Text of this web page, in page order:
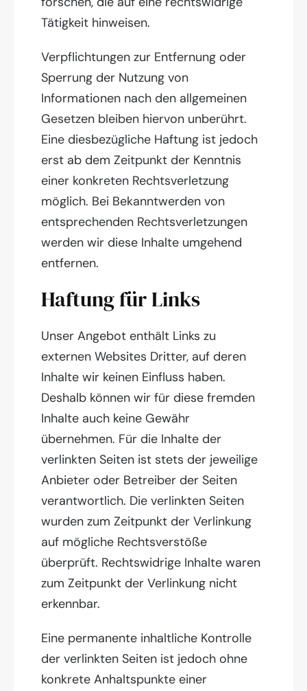
Tätigkeit hinweisen.
Verpflichtungen zur Entfernung oder
Sperrung der Nutzung von
Informationen nach den allgemeinen
Gesetzen bleiben hiervon unberührt.
Eine diesbezügliche Haftung ist jedoch
erst ab dem Zeitpunkt der Kenntnis
einer konkreten Rechtsverletzung
möglich. Bei Bekanntwerden von
entsprechenden Rechtsverletzungen
werden wir diese Inhalte umgehend
entfernen.
Haftung für Links
Unser Angebot enthält Links zu
externen Websites Dritter, auf deren
Inhalte wir keinen Einfluss haben.
Deshalb können wir für diese fremden
Inhalte auch keine Gewähr
übernehmen. Für die Inhalte der
verlinkten Seiten ist stets der jeweilige
Anbieter oder Betreiber der Seiten
verantwortlich. Die verlinkten Seiten
wurden zum Zeitpunkt der Verlinkung
auf mögliche Rechtsverstöße
überprüft. Rechtswidrige Inhalte waren
zum Zeitpunkt der Verlinkung nicht
erkennbar.
Eine permanente inhaltliche Kontrolle
der verlinkten Seiten ist jedoch ohne
konkrete Anhaltspunkte einer